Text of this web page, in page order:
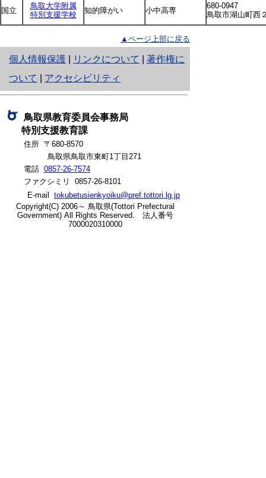
国立
鳥取大学附属
特別支援学校
知的障がい 小中高専
680-0947
鳥取市湖山町西
▲ページ上部に戻る
個人情報保護
と
り
ネ
ッ
ト
へ
の
リンクについて
著作権に
ついて
アクセシビリティ
鳥取県教育委員会事務局
特別支援教育課
住所 〒680-8570
鳥取県鳥取市東町1丁目271
電話 0857-26-7574
ファクシミリ 0857-26-8101
E-mail tokubetusienkyoiku@pref.tottori.lg.jp
Copyright(C) 2006～ 鳥取県(Tottori Prefectural
Government) All Rights Reserved. 法人番号
7000020310000